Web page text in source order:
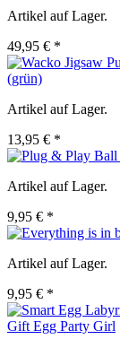
Artikel auf Lager.
49,95 € *
(grün)
Artikel auf Lager.
13,95 € *
Artikel auf Lager.
9,95 € *
Artikel auf Lager.
9,95 € *
Gift Egg Party Girl